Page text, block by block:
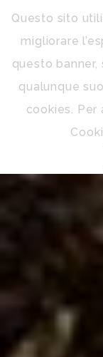
Questo sito
migliorare
questo
qualunque
cookies. Per